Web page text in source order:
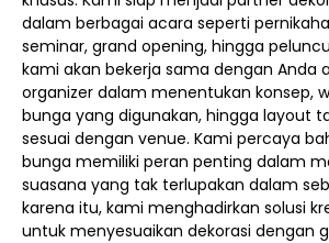
dalam berbagai acara seperti
seminar, grand opening, hingga
kami akan bekerja sama dengan Anda
organizer dalam menentukan konsep,
bunga yang digunakan, hingga layout
sesuai dengan venue. Kami percaya
bunga memiliki peran penting dalam
suasana yang tak terlupakan dalam
karena itu, kami menghadirkan solusi
untuk menyesuaikan dekorasi dengan